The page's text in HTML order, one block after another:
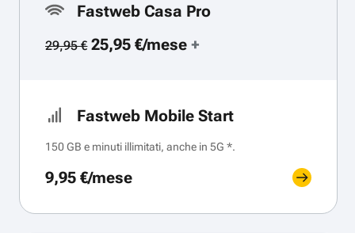
Fastweb Casa Pro
29,95 €25,95 €/mese+
Fastweb Mobile Start
150 GB e minuti illimitati, anche in 5G *.
9,95 €/mese